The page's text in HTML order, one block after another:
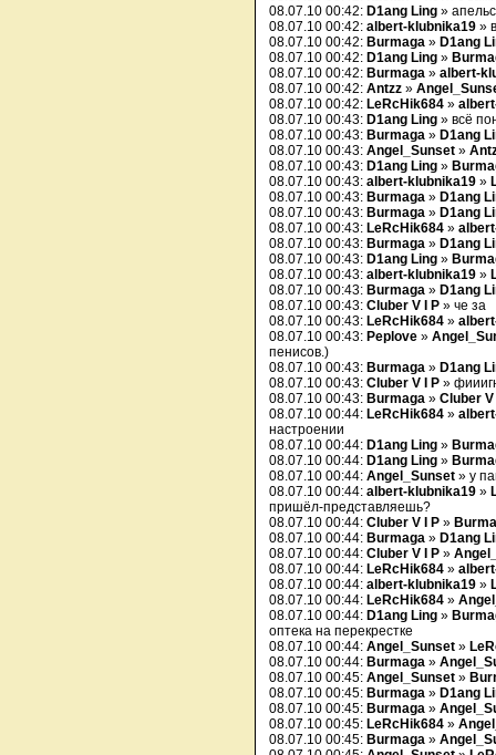
08.07.10 00:42: D1ang Ling »
08.07.10 00:42: albert-klubnika19 »
08.07.10 00:42: Burmaga » D1ang
08.07.10 00:42: D1ang Ling »
08.07.10 00:42: Burmaga » albert-
08.07.10 00:42: Antzz »
08.07.10 00:42: LeRcHik684 »
08.07.10 00:43: D1ang Ling » всё
08.07.10 00:43: Burmaga » D1ang
08.07.10 00:43: Angel_Sunset »
08.07.10 00:43: D1ang Ling »
08.07.10 00:43: albert-klubnika19 »
08.07.10 00:43: Burmaga » D1ang
08.07.10 00:43: Burmaga » D1ang
08.07.10 00:43: LeRcHik684 »
08.07.10 00:43: Burmaga » D1ang
08.07.10 00:43: D1ang Ling »
08.07.10 00:43: albert-klubnika19 »
08.07.10 00:43: Burmaga » D1ang
08.07.10 00:43: Cluber V I P » че за
08.07.10 00:43: LeRcHik684 »
08.07.10 00:43: Peplove »
пенисов.)
08.07.10 00:43: Burmaga » D1ang
08.07.10 00:43: Cluber V I P »
08.07.10 00:43: Burmaga » Cluber V
08.07.10 00:44: LeRcHik684 »
настроении
08.07.10 00:44: D1ang Ling »
08.07.10 00:44: D1ang Ling »
08.07.10 00:44: Angel_Sunset » у
08.07.10 00:44: albert-klubnika19 »
пришёл-представляешь?
08.07.10 00:44: Cluber V I P »
08.07.10 00:44: Burmaga » D1ang
08.07.10 00:44: Cluber V I P »
08.07.10 00:44: LeRcHik684 »
08.07.10 00:44: albert-klubnika19 »
08.07.10 00:44: LeRcHik684 »
08.07.10 00:44: D1ang Ling »
оптека на перекрестке
08.07.10 00:44: Angel_Sunset »
08.07.10 00:44: Burmaga »
08.07.10 00:45: Angel_Sunset »
08.07.10 00:45: Burmaga » D1ang
08.07.10 00:45: Burmaga »
08.07.10 00:45: LeRcHik684 »
08.07.10 00:45: Burmaga »